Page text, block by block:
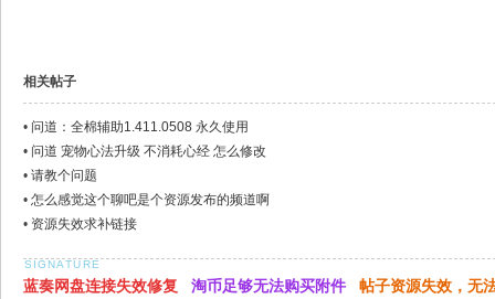
相关帖子
• 问道：全棉辅助1.411.0508 永久使用
• 问道 宠物心法升级 不消耗心经 怎么修改
• 请教个问题
• 怎么感觉这个聊吧是个资源发布的频道啊
• 资源失效求补链接
蓝奏网盘连接失效修复 淘币足够无法购买附件 帖子资源失效，无